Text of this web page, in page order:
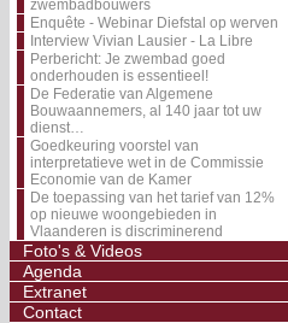
zwembadbouwers
Enquête - Webinar Diefstal op werven
Interview Vivian Lausier - La Libre
Perbericht: Je zwembad goed
onderhouden is essentieel!
De Federatie van Algemene
Bouwaannemers, al 140 jaar tot uw
dienst…
Goedkeuring voorstel van
interpretatieve wet in de Commissie
Economie van de Kamer
De toepassing van het tarief van 12%
op nieuwe woongebieden in
Vlaanderen is discriminerend
Foto's & Videos
Agenda
Extranet
Contact